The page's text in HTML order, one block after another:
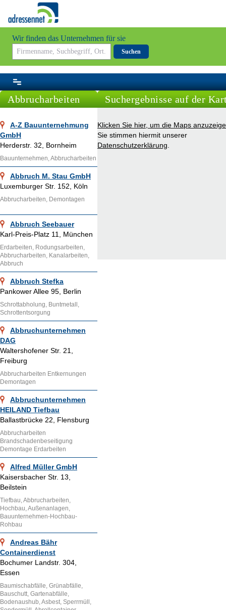
Wir finden das Unternehmen für sie
Suchen
Abbrucharbeiten
A-Z Bauunternehmung
GmbH
Herderstr. 32, Bornheim
Bauunternehmen, Abbrucharbeiten
Abbruch M. Stau GmbH
Luxemburger Str. 152, Köln
Abbrucharbeiten, Demontagen
Abbruch Seebauer
Karl-Preis-Platz 11, München
Erdarbeiten, Rodungsarbeiten,
Abbrucharbeiten, Kanalarbeiten,
Abbruch
Abbruch Stefka
Pankower Allee 95, Berlin
Schrottabholung, Buntmetall,
Schrottentsorgung
Abbruchunternehmen
DAG
Waltershofener Str. 21,
Freiburg
Abbrucharbeiten Entkernungen
Demontagen
Abbruchunternehmen
HEILAND Tiefbau
Ballastbrücke 22, Flensburg
Abbrucharbeiten
Brandschadenbeseitigung
Demontage Erdarbeiten
Alfred Müller GmbH
Kaisersbacher Str. 13,
Beilstein
Tiefbau, Abbrucharbeiten,
Hochbau, Außenanlagen,
Bauunternehmen-Hochbau-
Rohbau
Andreas Bähr
Containerdienst
Bochumer Landstr. 304,
Essen
Baumischabfälle, Grünabfälle,
Bauschutt, Gartenabfälle,
Bodenaushub, Asbest, Sperrmüll,
Suchergebnisse auf der
Klicken Sie hier, um die Maps
Sie stimmen hiermit unserer
Datenschutzerklärung